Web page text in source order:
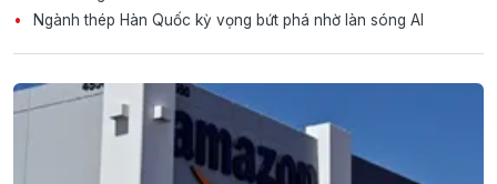
Ngành thép Hàn Quốc kỳ vọng bứt phá nhờ làn sóng AI